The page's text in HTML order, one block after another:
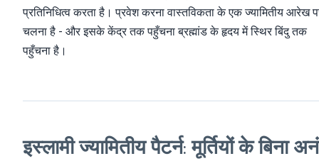
प्रतिनिधित्व करता है। प्रवेश करना वास्तविकता के एक ज्यामितीय आरेख
चलना है - और इसके केंद्र तक पहुँचना ब्रह्मांड के हृदय में स्थिर बिंदु तक
पहुँचना है।
इस्लामी ज्यामितीय पैटर्न: मूर्तियों के बिना